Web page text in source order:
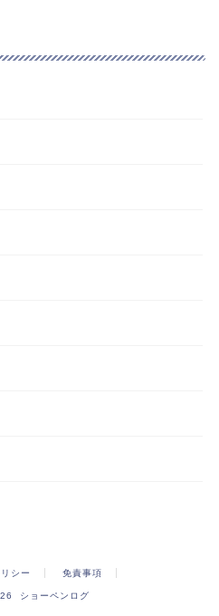
シー 免責事項
ショーペンログ